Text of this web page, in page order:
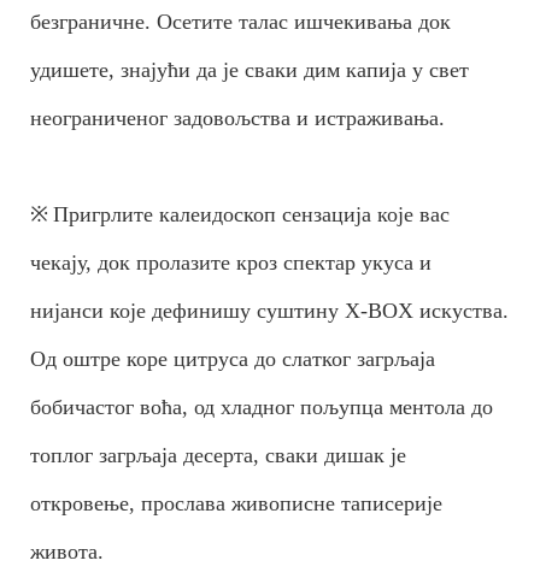
безграничне. Осетите талас ишчекивања док
удишете, знајући да је сваки дим капија у свет
неограниченог задовољства и истраживања.
※ Пригрлите калеидоскоп сензација које вас
чекају, док пролазите кроз спектар укуса и
нијанси које дефинишу суштину X-BOX искуства.
Од оштре коре цитруса до слатког загрљаја
бобичастог воћа, од хладног пољупца ментола до
топлог загрљаја десерта, сваки дишак је
откровење, прослава живописне таписерије
живота.